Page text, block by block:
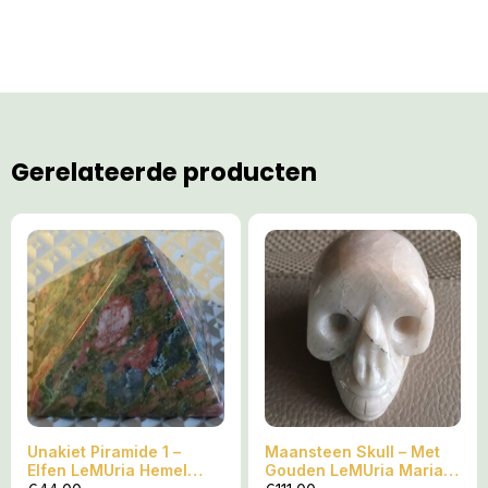
Gerelateerde producten
Unakiet Piramide 1 –
Elfen LeMUria Hemel
Maansteen Skull – Met
Gouden LeMUria Maria